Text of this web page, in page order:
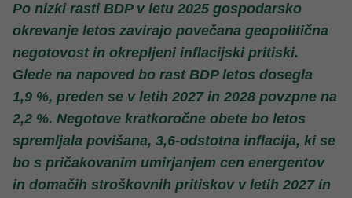
Po nizki rasti BDP v letu 2025 gospodarsko
okrevanje letos zavirajo povečana geopolitična
negotovost in okrepljeni inflacijski pritiski.
Glede na napoved bo rast BDP letos dosegla
1,9 %, preden se v letih 2027 in 2028 povzpne na
2,2 %. Negotove kratkoročne obete bo letos
spremljala povišana, 3,6-odstotna inflacija, ki se
bo s pričakovanim umirjanjem cen energentov
in domačih stroškovnih pritiskov v letih 2027 in